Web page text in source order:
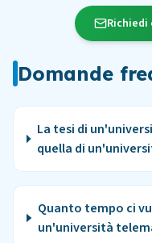
Domande
La tesi di
quella di
Quanto tempo ci
un'università